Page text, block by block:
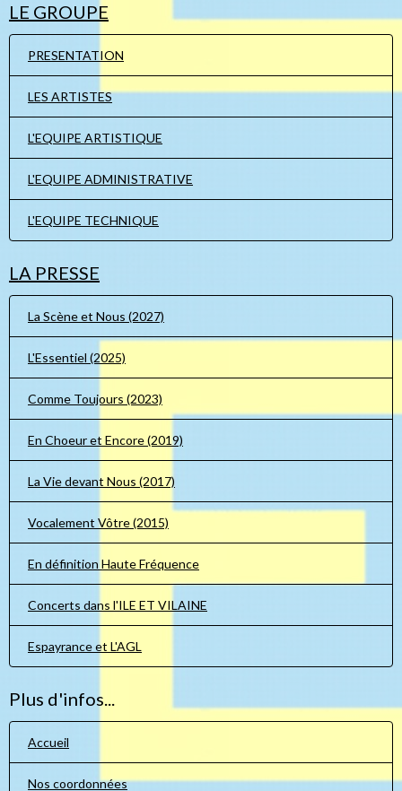
LE GROUPE
PRESENTATION
LES ARTISTES
L'EQUIPE ARTISTIQUE
L'EQUIPE ADMINISTRATIVE
L'EQUIPE TECHNIQUE
LA PRESSE
La Scène et Nous (2027)
L'Essentiel (2025)
Comme Toujours (2023)
En Choeur et Encore (2019)
La Vie devant Nous (2017)
Vocalement Vôtre (2015)
En définition Haute Fréquence
Concerts dans l'ILE ET VILAINE
Espayrance et L'AGL
Plus d'infos...
Accueil
Nos coordonnées